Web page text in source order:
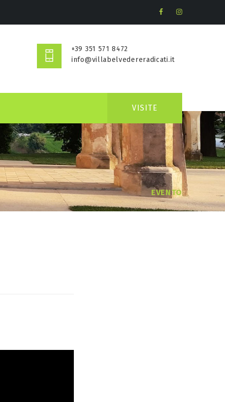
+39 351 571 8472
info@villabelvedereradicati.it
VISITE
EVENTO